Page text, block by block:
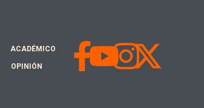
ACADÉMICO
OPINIÓN